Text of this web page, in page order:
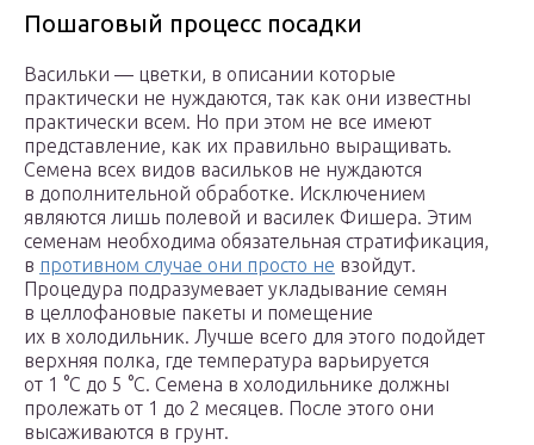
Пошаговый процесс посадки
Васильки — цветки, в описании которые
практически не нуждаются, так как они известны
практически всем. Но при этом не все имеют
представление, как их правильно выращивать.
Семена всех видов васильков не нуждаются
в дополнительной обработке. Исключением
являются лишь полевой и василек Фишера. Этим
семенам необходима обязательная стратификация,
в противном случае они просто не взойдут.
Процедура подразумевает укладывание семян
в целлофановые пакеты и помещение
их в холодильник. Лучше всего для этого подойдет
верхняя полка, где температура варьируется
от 1 °С до 5 °С. Семена в холодильнике должны
пролежать от 1 до 2 месяцев. После этого они
высаживаются в грунт.